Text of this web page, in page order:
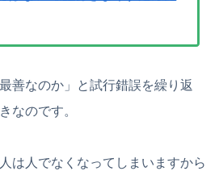
善なのか」と試行錯誤を繰り返
なのです。
は人でなくなってしまいますから